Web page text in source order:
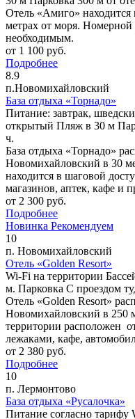
Отель «Амиго»
метрах от моря.
необходимым.
от 1 100 руб.
Подробнее
8.9
п.Новомихайловский
База отдыха «Торнадо»
Питание: завтрак,
открытый Пляж в 30 м
ч.
База отдыха «Торнадо»
Новомихайловский в 30
находится в шаговой
магазинов, аптек, кафе и
от 2 300 руб.
Подробнее
Новинка Рекомендуем
10
п. Новомихайловский
Отель «Golden Resort»
Wi-Fi на территории
м. Парковка C проездом
Отель «Golden Resort»
Новомихайловский в 250
территории расположен
лежаками, кафе,
от 2 380 руб.
Подробнее
10
п. Лермонтово
База отдыха «Русалочка»
Питание согласно тарифу